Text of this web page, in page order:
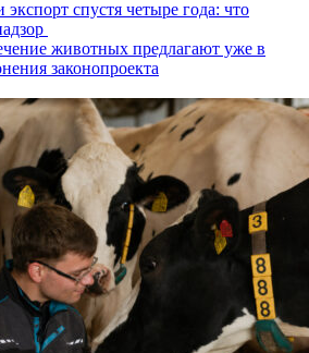
спустя четыре года: что
животных предлагают уже в
законопроекта